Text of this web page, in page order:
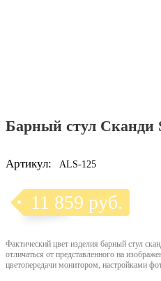
Барный стул Сканди
Артикул: ALS-125
11 859 руб.
Фактический цвет изделия барный стул
отличаться от представленного на
цветопередачи монитором, настройками